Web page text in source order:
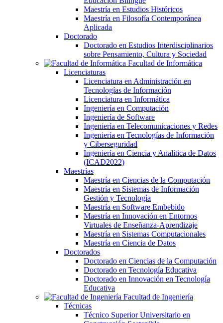
Maestría en Estudios Históricos
Maestría en Filosofía Contemporánea
Aplicada
Doctorado
Doctorado en Estudios Interdisciplinarios
sobre Pensamiento, Cultura y Sociedad
Facultad de Informática
Licenciaturas
Licenciatura en Administración en
Tecnologías de Información
Licenciatura en Informática
Ingeniería en Computación
Ingeniería de Software
Ingeniería en Telecomunicaciones y Redes
Ingeniería en Tecnologías de Información
y Ciberseguridad
Ingeniería en Ciencia y Analítica de Datos
(ICAD2022)
Maestrías
Maestría en Ciencias de la Computación
Maestría en Sistemas de Información
Gestión y Tecnología
Maestría en Software Embebido
Maestría en Innovación en Entornos
Virtuales de Enseñanza-Aprendizaje
Maestría en Sistemas Computacionales
Maestría en Ciencia de Datos
Doctorados
Doctorado en Ciencias de la Computación
Doctorado en Tecnología Educativa
Doctorado en Innovación en Tecnología
Educativa
Facultad de Ingeniería
Técnicas
Técnico Superior Universitario en